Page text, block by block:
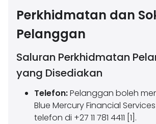
Perkhidmatan dan
Pelanggan
Saluran Perkhidmatan
yang Disediakan
Telefon:Pelanggan boleh
Blue Mercury Financial
telefon di +27 11 781 4411 [1].